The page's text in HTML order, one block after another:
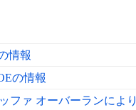
情報
の情報
ファ オーバーランによ